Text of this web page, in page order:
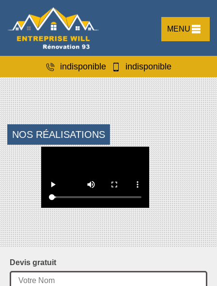
MENU
indisponible indisponible
NOS RÉALISATIONS
Devis gratuit